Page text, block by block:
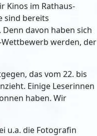
Kinos im Rathaus-
sind bereits
davon haben sich
Wettbewerb werden, der
das vom 22. bis
Einige Leserinnen
haben. Wir
u.a. die Fotografin